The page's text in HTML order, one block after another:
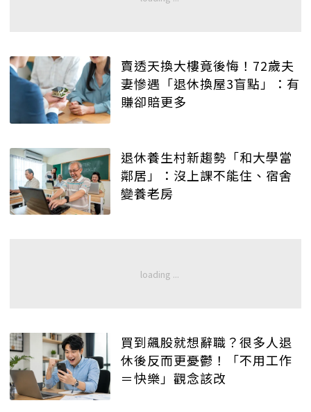
賣透天換大樓竟後悔！72歲夫
妻慘遇「退休換屋3盲點」：有
賺卻賠更多
退休養生村新趨勢「和大學當
鄰居」：沒上課不能住、宿舍
變養老房
買到飆股就想辭職？很多人退
休後反而更憂鬱！「不用工作
＝快樂」觀念該改